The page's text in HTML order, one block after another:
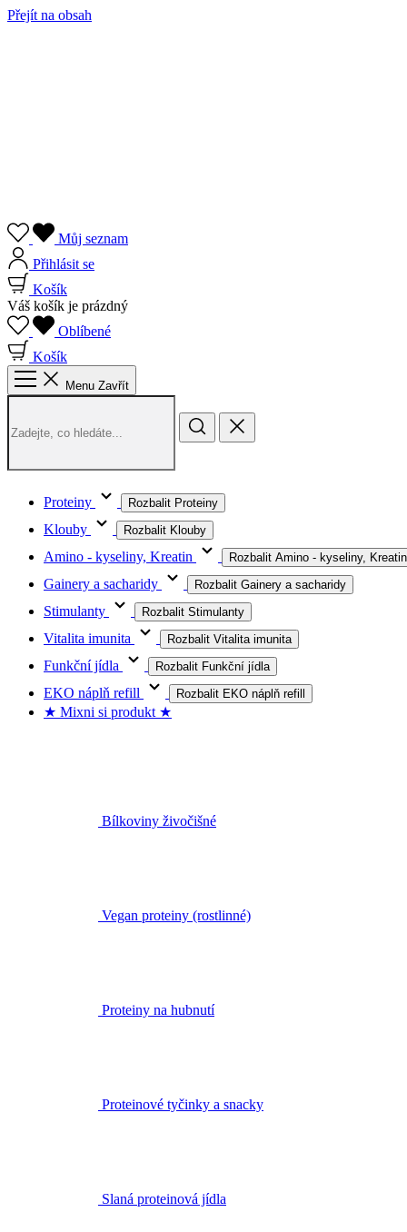
Přejít na obsah
Můj seznam
Přihlásit se
Košík
Váš košík je prázdný
Oblíbené
Košík
Menu Zavřít
Proteiny Rozbalit Proteiny
Klouby Rozbalit Klouby
Amino - kyseliny, Kreatin Rozbalit Amino - kyseliny, Kreatin
Gainery a sacharidy Rozbalit Gainery a sacharidy
Stimulanty Rozbalit Stimulanty
Vitalita imunita Rozbalit Vitalita imunita
Funkční jídla Rozbalit Funkční jídla
EKO náplň refill Rozbalit EKO náplň refill
★ Mixni si produkt ★
Bílkoviny živočišné
Vegan proteiny (rostlinné)
Proteiny na hubnutí
Proteinové tyčinky a snacky
Slaná proteinová jídla